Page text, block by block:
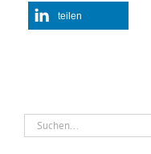
teilen
Suche
nach: